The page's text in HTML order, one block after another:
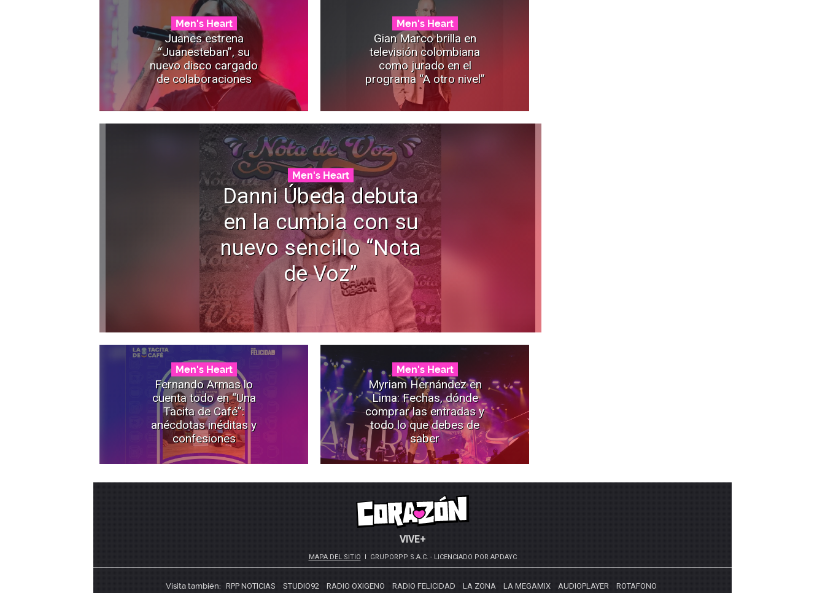
Men's Heart
Juanes estrena
“Juanesteban”, su
nuevo disco cargado
de colaboraciones
Men's Heart
Gian Marco brilla en
televisión colombiana
como jurado en el
programa “A otro nivel”
Men's Heart
Danni Úbeda debuta
en la cumbia con su
nuevo sencillo “Nota
de Voz”
Men's Heart
Fernando Armas lo
cuenta todo en “Una
Tacita de Café”:
anécdotas inéditas y
confesiones
Men's Heart
Myriam Hernández en
Lima: Fechas, dónde
comprar las entradas y
todo lo que debes de
saber
VIVE+
MAPA DEL SITIO GRUPORPP S.A.C. - LICENCIADO POR APDAYC
Visita también: RPP NOTICIAS STUDIO92 RADIO OXIGENO RADIO FELICIDAD LA ZONA LA MEGAMIX AUDIOPLAYER ROTAFONO